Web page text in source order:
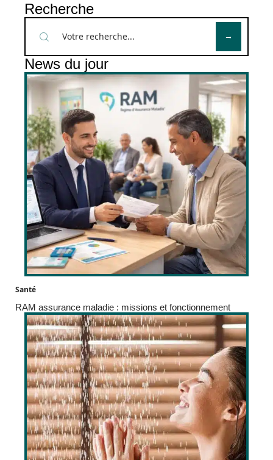
Recherche
News du jour
Santé
RAM assurance maladie : missions et fonctionnement